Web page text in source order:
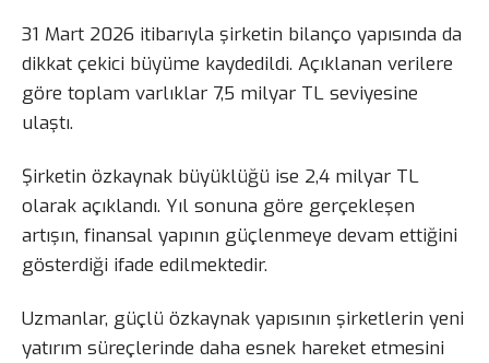
31 Mart 2026 itibarıyla şirketin bilanço yapısında da
dikkat çekici büyüme kaydedildi. Açıklanan verilere
göre toplam varlıklar 7,5 milyar TL seviyesine
ulaştı.
Şirketin özkaynak büyüklüğü ise 2,4 milyar TL
olarak açıklandı. Yıl sonuna göre gerçekleşen
artışın, finansal yapının güçlenmeye devam ettiğini
gösterdiği ifade edilmektedir.
Uzmanlar, güçlü özkaynak yapısının şirketlerin yeni
yatırım süreçlerinde daha esnek hareket etmesini